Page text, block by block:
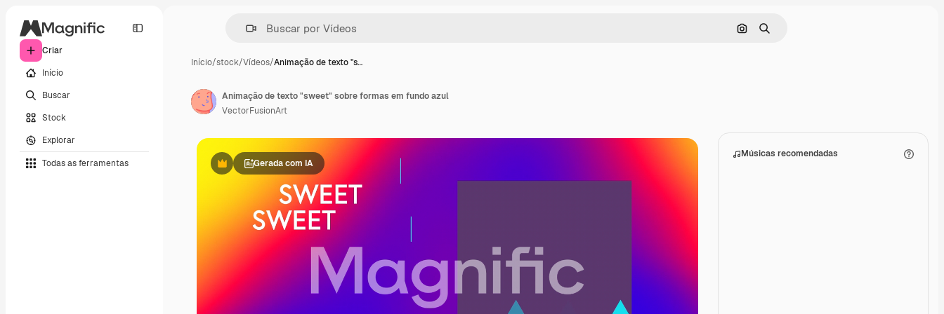
Criar
Início
Buscar
Stock
Explorar
Todas as ferramentas
Pesquisar por imagem
Buscar
Início/stock/Vídeos/Animação de texto "s…
PremiumGerada com IA
Músicas recomendadas
Animação de texto "sweet" sobre formas em fundo azul
VectorFusionArt